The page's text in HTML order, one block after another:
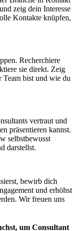
zeig dein Interesse
Kontakte knüpfen,
Recherchiere
sie direkt. Zeig
bist und wie du
vertraut und
präsentieren kannst.
selbstbewusst
darstellst.
bewirb dich
und erhöhst
Wir freuen uns
um Consultant